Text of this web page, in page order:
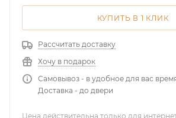
КУПИТЬ В 1 КЛИК
Рассчитать доставку
Хочу в подарок
Самовывоз - в удобное для вас
Доставка - до двери
Цена действительна только для